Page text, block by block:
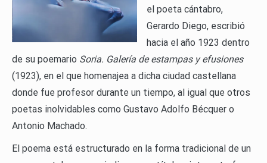
el poeta cántabro,
Gerardo Diego, escribió
hacia el año 1923 dentro
de su poemario Soria. Galería de estampas y efusiones
(1923), en el que homenajea a dicha ciudad castellana
donde fue profesor durante un tiempo, al igual que otros
poetas inolvidables como Gustavo Adolfo Bécquer o
Antonio Machado.
El poema está estructurado en la forma tradicional de un